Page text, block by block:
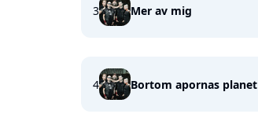
3 Mer av mig
4 Bortom apornas planet